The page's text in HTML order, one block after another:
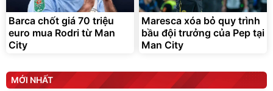
Barca chốt giá 70 triệu
euro mua Rodri từ Man
City
Maresca xóa bỏ quy trình
bầu đội trưởng của Pep tại
Man City
MỚI NHẤT